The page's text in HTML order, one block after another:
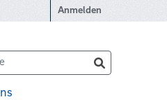
Anmelden